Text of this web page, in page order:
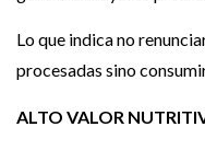
Lo que indica no
procesadas sino
ALTO VALOR